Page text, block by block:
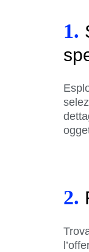
1.
2.